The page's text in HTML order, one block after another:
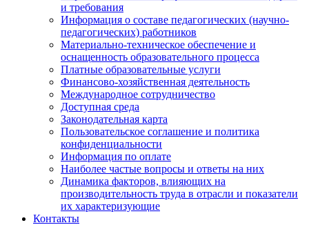
и требования
Информация о составе педагогических (научно-
педагогических) работников
Материально-техническое обеспечение и
оснащенность образовательного процесса
Платные образовательные услуги
Финансово-хозяйственная деятельность
Международное сотрудничество
Доступная среда
Законодательная карта
Пользовательское соглашение и политика
конфиденциальности
Информация по оплате
Наиболее частые вопросы и ответы на них
Динамика факторов, влияющих на
производительность труда в отрасли и показатели
их характеризующие
Контакты